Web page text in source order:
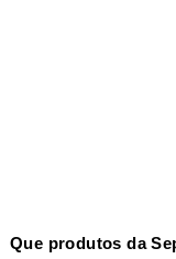
Que produtos da